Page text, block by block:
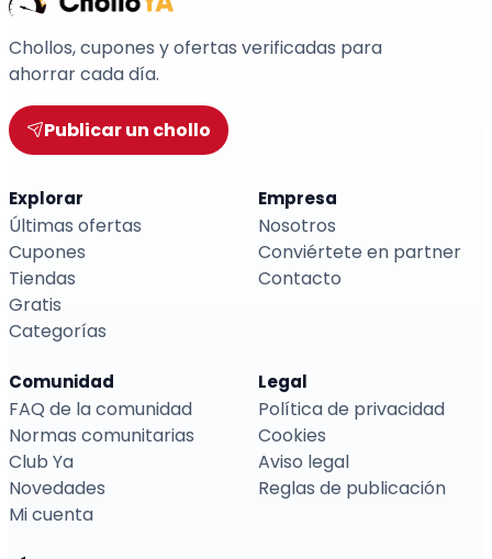
Chollos, cupones y ofertas verificadas para
ahorrar cada día.
Publicar un chollo
Explorar
Últimas ofertas
Cupones
Tiendas
Gratis
Categorías
Empresa
Nosotros
Conviértete en partner
Contacto
Comunidad
FAQ de la comunidad
Normas comunitarias
Club Ya
Novedades
Mi cuenta
Legal
Política de privacidad
Cookies
Aviso legal
Reglas de publicación